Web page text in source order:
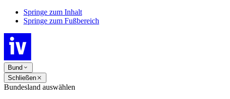
Springe zum Inhalt
Springe zum Fußbereich
Bund
Schließen
Bundesland auswählen